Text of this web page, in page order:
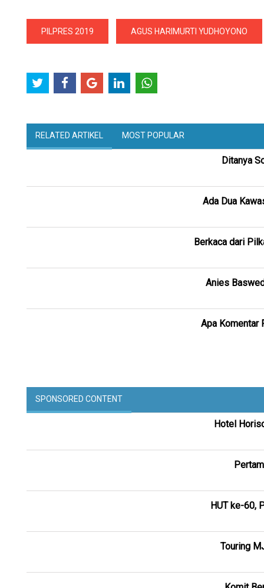
PILPRES 2019 AGUS HARIMURTI YUDHOYONO
RELATED ARTIKEL MOST POPULAR
Ditanya
Ada Dua
Berkaca dari
Anies
Apa Komentar
SPONSORED CONTENT
Hotel
HUT ke-60,
Touring